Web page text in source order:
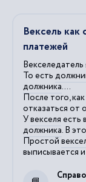
Вексель как
платежей
Векселедатель
То есть
должника....
После того, как
отказаться от
Увекселя есть
должника. В
Простой
выписывается